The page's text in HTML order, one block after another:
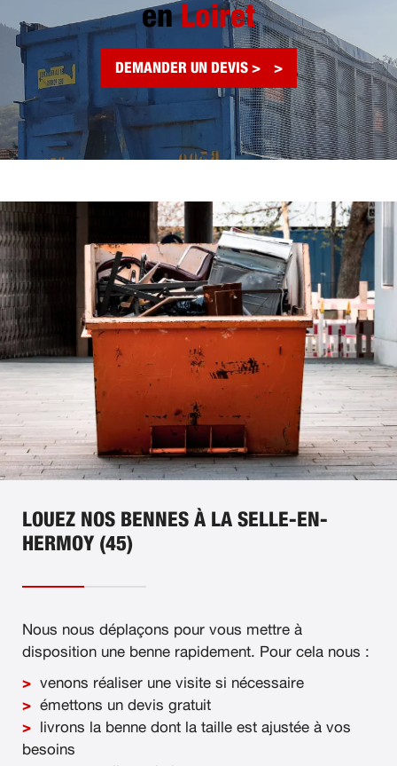
enLoiret
DEMANDER UN DEVIS >
LOUEZ NOS BENNES À LA SELLE-EN-
HERMOY (45)
Nous nous déplaçons pour vous mettre à
disposition une benne rapidement. Pour cela nous :
venons réaliser une visite si nécessaire
émettons un devis gratuit
livrons la benne dont la taille est ajustée à vos
besoins